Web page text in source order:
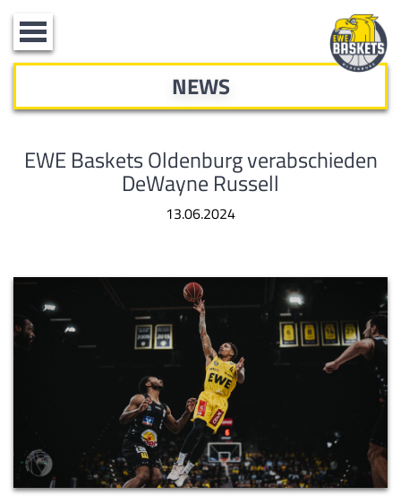
Toggle
navigation
NEWS
EWE Baskets Oldenburg verabschieden
DeWayne Russell
13.06.2024